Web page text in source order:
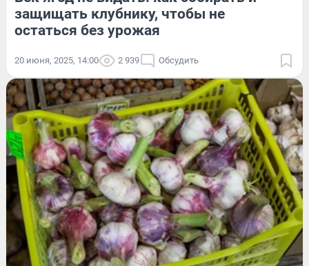
защищать клубнику, чтобы не
остаться без урожая
20 июня, 2025, 14:00 2 939 Обсудить